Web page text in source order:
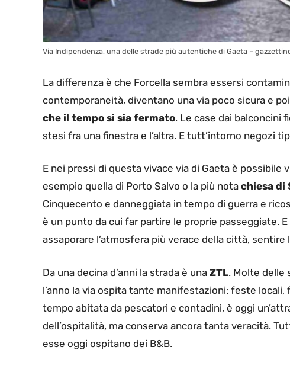
Via Indipendenza, una delle strade più autentiche di Gaeta –
La differenza è che Forcella sembra essersi
contemporaneità, diventano una via poco sicura e
che il tempo si sia fermato. Le case dai balconcini
stesi fra una finestra e l’altra. E tutt’intorno negozi
E nei pressi di questa vivace via di Gaeta è
esempio quella di Porto Salvo o la più nota chiesa di
Cinquecento e danneggiata in tempo di guerra e
è un punto da cui far partire le proprie passeggiate.
assaporare l’atmosfera più verace della città,
Da una decina d’anni la strada è una ZTL. Molte delle
l’anno la via ospita tante manifestazioni: feste
tempo abitata da pescatori e contadini, è oggi
dell’ospitalità, ma conserva ancora tanta veracità.
esse oggi ospitano dei B&B.